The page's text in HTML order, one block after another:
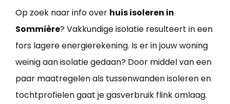
Op zoek naar info over huis isoleren in
Sommière? Vakkundige isolatie resulteert in een
fors lagere energierekening. Is er in jouw woning
weinig aan isolatie gedaan? Door middel van een
paar maatregelen als tussenwanden isoleren en
tochtprofielen gaat je gasverbruik flink omlaag.